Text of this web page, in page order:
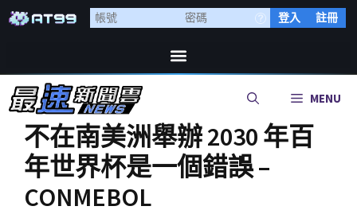
登入 註冊
MENU
不在南美洲舉辦 2030 年百
年世界杯是一個錯誤 –
CONMEBOL